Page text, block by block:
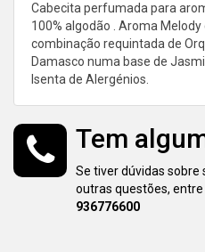
Cabecita perfumada para
100% algodão . Aroma
combinação requintada de
Damasco numa base de
Isenta de Alergénios.
Tem
Se tiver dúvidas sobre
outras questões,
936776600